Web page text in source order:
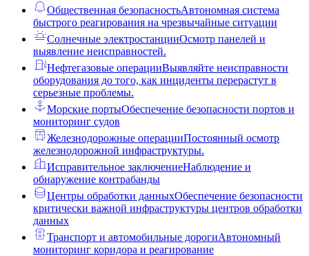
Общественная безопасностьАвтономная система
быстрого реагирования на чрезвычайные ситуации
Солнечные электростанцииОсмотр панелей и
выявление неисправностей.
Нефтегазовые операцииВыявляйте неисправности
оборудования до того, как инциденты перерастут в
серьезные проблемы.
Морские портыОбеспечение безопасности портов и
мониторинг судов
Железнодорожные операцииПостоянный осмотр
железнодорожной инфраструктуры.
Исправительное заключениеНаблюдение и
обнаружение контрабанды
Центры обработки данныхОбеспечение безопасности
критически важной инфраструктуры центров обработки
данных
Транспорт и автомобильные дорогиАвтономный
мониторинг коридора и реагирование